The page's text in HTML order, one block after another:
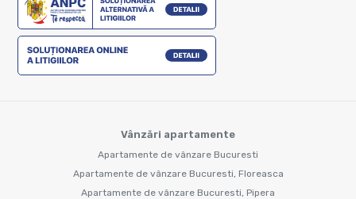
Vânzări apartamente
Apartamente de vânzare Bucuresti
Apartamente de vânzare Bucuresti, Floreasca
Apartamente de vânzare Bucuresti, Pipera